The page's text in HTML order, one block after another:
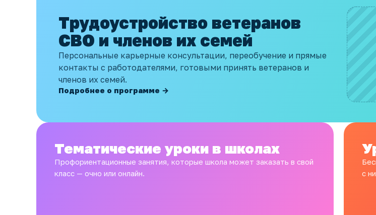
Трудоустройство ветеранов
СВО и членов их семей
Персональные карьерные консультации, переобучение и прямые
контакты с работодателями, готовыми принять ветеранов и
членов их семей.
Подробнее о программе →
Тематические уроки в школах
Профориентационные занятия, которые школа может заказать в свой
класс — очно или онлайн.
с